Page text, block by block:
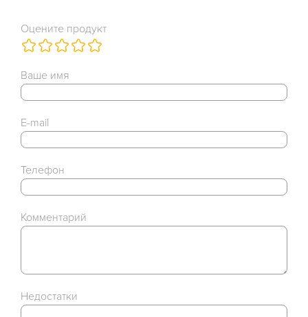
Оцените продукт
Ваше имя
E-mail
Телефон
Комментарий
Недостатки